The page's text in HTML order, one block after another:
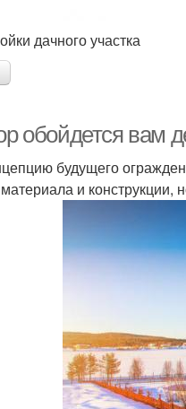
дачного участка
обойдется вам
будущего
и